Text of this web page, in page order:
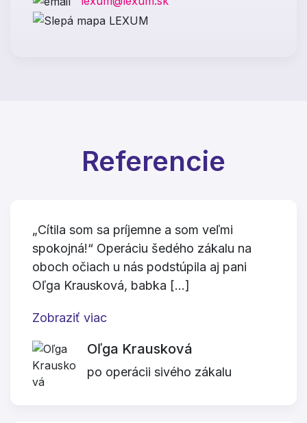
Referencie
„Cítila som sa príjemne a som veľmi
spokojná!“ Operáciu šedého zákalu na
oboch očiach u nás podstúpila aj pani
Oľga Krausková, babka […]
Zobraziť viac
Oľga Krausková
po operácii sivého zákalu